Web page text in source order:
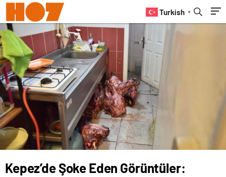
Turkish ▼
Yumurtaları
Kepez’de Şoke Eden Görüntüler: